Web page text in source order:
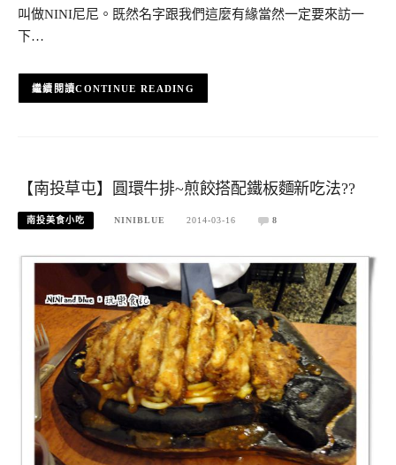
叫做NINI尼尼。既然名字跟我們這麼有緣當然一定要來訪一
下…
CONTINUE READING
【南投草屯】圓環牛排~煎餃搭配鐵板麵新吃法??
南投美食小吃 NINIBLUE 2014-03-16 8